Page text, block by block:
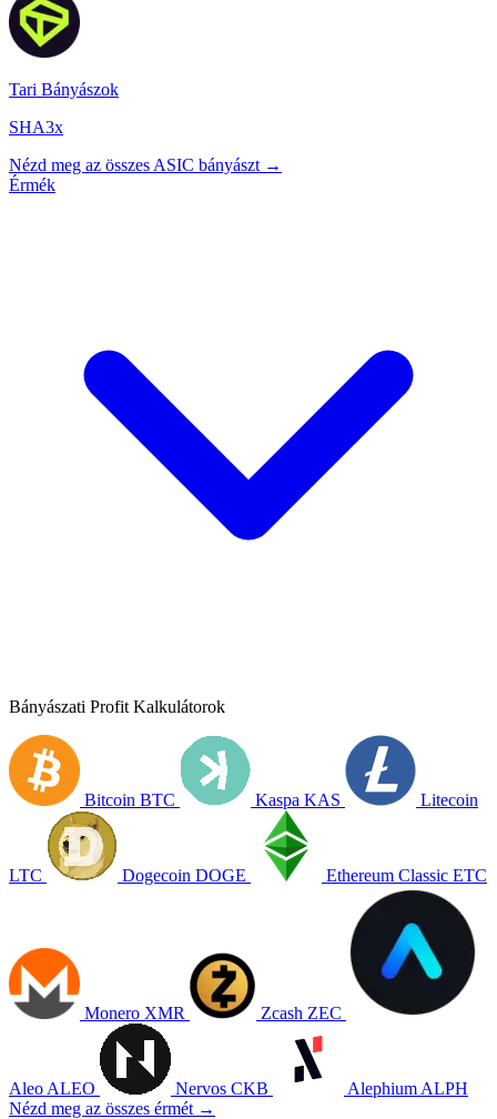
Tari Bányászok
SHA3x
Nézd meg az összes ASIC bányászt →
Érmék
Bányászati Profit Kalkulátorok
Bitcoin BTC Kaspa KAS Litecoin
LTC Dogecoin DOGE Ethereum Classic ETC
Monero XMR Zcash ZEC
Aleo ALEO Nervos CKB Alephium ALPH
Nézd meg az összes érmét →